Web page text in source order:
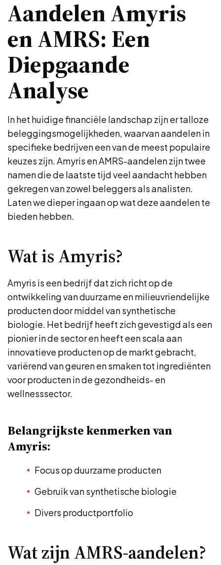
Aandelen Amyris
en AMRS: Een
Diepgaande
Analyse
In het huidige financiële landschap zijn er talloze
beleggingsmogelijkheden, waarvan aandelen in
specifieke bedrijven een van de meest populaire
keuzes zijn. Amyris en AMRS-aandelen zijn twee
namen die de laatste tijd veel aandacht hebben
gekregen van zowel beleggers als analisten.
Laten we dieper ingaan op wat deze aandelen te
bieden hebben.
Wat is Amyris?
Amyris is een bedrijf dat zich richt op de
ontwikkeling van duurzame en milieuvriendelijke
producten door middel van synthetische
biologie. Het bedrijf heeft zich gevestigd als een
pionier in de sector en heeft een scala aan
innovatieve producten op de markt gebracht,
variërend van geuren en smaken tot ingrediënten
voor producten in de gezondheids- en
wellnesssector.
Belangrijkste kenmerken van
Amyris:
Focus op duurzame producten
Gebruik van synthetische biologie
Divers productportfolio
Wat zijn AMRS-aandelen?